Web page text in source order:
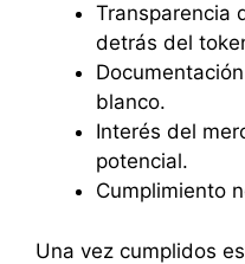
Transparencia
detrás del
blanco.
Interés del
potencial.
Cumplimiento
Una vez cumplidos